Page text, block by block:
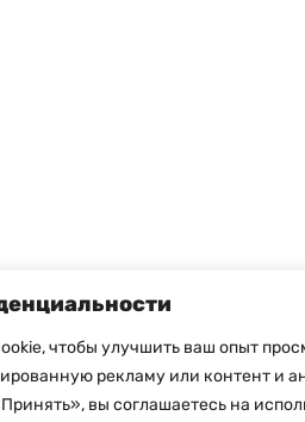
чтобы улучшить ваш опыт
рекламу или контент и
вы соглашаетесь на